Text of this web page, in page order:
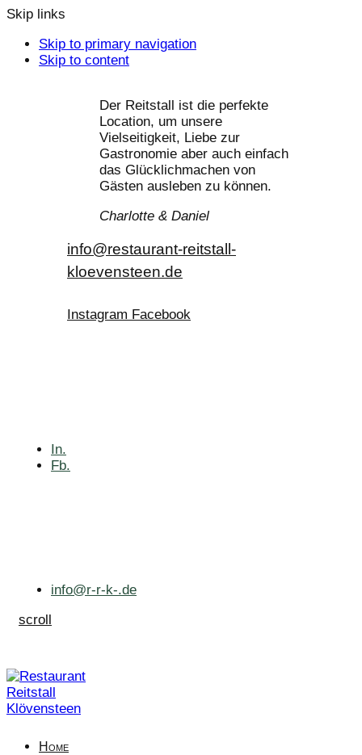
Skip links
Skip to primary navigation
Skip to content
Der Reitstall ist die perfekte
Location, um unsere
Vielseitigkeit, Liebe zur
Gastronomie aber auch einfach
das Glücklichmachen von
Gästen ausleben zu können.
Charlotte & Daniel
info@restaurant-reitstall-
kloevensteen.de
Instagram Facebook
In.
Fb.
info@r-r-k-.de
scroll
Home